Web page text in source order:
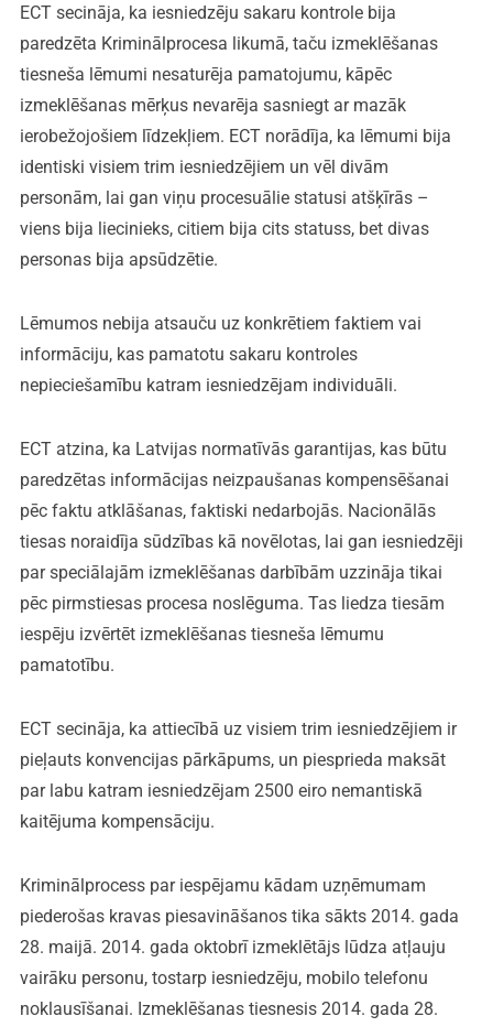
ECT secināja, ka iesniedzēju sakaru kontrole bija
paredzēta Kriminālprocesa likumā, taču izmeklēšanas
tiesneša lēmumi nesaturēja pamatojumu, kāpēc
izmeklēšanas mērķus nevarēja sasniegt ar mazāk
ierobežojošiem līdzekļiem. ECT norādīja, ka lēmumi bija
identiski visiem trim iesniedzējiem un vēl divām
personām, lai gan viņu procesuālie statusi atšķīrās –
viens bija liecinieks, citiem bija cits statuss, bet divas
personas bija apsūdzētie.
Lēmumos nebija atsauču uz konkrētiem faktiem vai
informāciju, kas pamatotu sakaru kontroles
nepieciešamību katram iesniedzējam individuāli.
ECT atzina, ka Latvijas normatīvās garantijas, kas būtu
paredzētas informācijas neizpaušanas kompensēšanai
pēc faktu atklāšanas, faktiski nedarbojās. Nacionālās
tiesas noraidīja sūdzības kā novēlotas, lai gan iesniedzēji
par speciālajām izmeklēšanas darbībām uzzināja tikai
pēc pirmstiesas procesa noslēguma. Tas liedza tiesām
iespēju izvērtēt izmeklēšanas tiesneša lēmumu
pamatotību.
ECT secināja, ka attiecībā uz visiem trim iesniedzējiem ir
pieļauts konvencijas pārkāpums, un piesprieda maksāt
par labu katram iesniedzējam 2500 eiro nemantiskā
kaitējuma kompensāciju.
Kriminālprocess par iespējamu kādam uzņēmumam
piederošas kravas piesavināšanos tika sākts 2014. gada
28. maijā. 2014. gada oktobrī izmeklētājs lūdza atļauju
vairāku personu, tostarp iesniedzēju, mobilo telefonu
noklausīšanai. Izmeklēšanas tiesnesis 2014. gada 28.